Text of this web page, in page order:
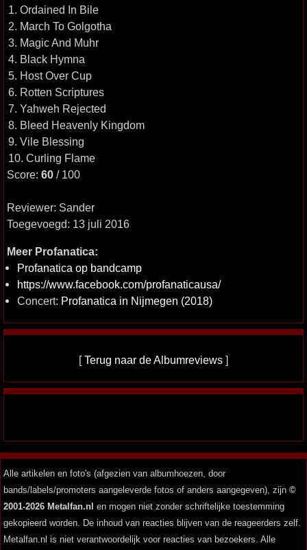
1. Ordained In Bile
2. March To Golgotha
3. Magic And Muhr
4. Black Hymna
5. Host Over Cup
6. Rotten Scriptures
7. Yahweh Rejected
8. Bleed Heavenly Kingdom
9. Vile Blessing
10. Curling Flame
Score: 60 / 100
Reviewer: Sander
Toegevoegd: 13 juli 2016
Meer Profanatica:
Profanatica op bandcamp
https://www.facebook.com/profanaticausa/
Concert: Profanatica in Nijmegen (2018)
[Terug naar de Albumreviews ]
Alle artikelen en foto's (afgezien van albumhoezen, door
bands/labels/promoters aangeleverde fotos of anders aangegeven), zijn ©
2001-2026 Metalfan.nl en mogen niet zonder schriftelijke toestemming
gekopieerd worden. De inhoud van reacties blijven van de reageerders zelf.
Metalfan.nl is niet verantwoordelijk voor reacties van bezoekers. Alle